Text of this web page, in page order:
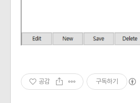
공감 구독하기